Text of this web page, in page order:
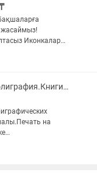
жасаймыз!
Иконкалар
ка
Типография и Полиграфия.Книги,Бланки,Журналы.Каталоги.
на
ручки,